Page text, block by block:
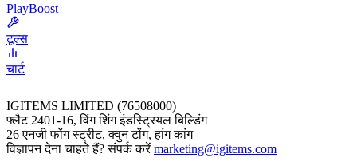
PlayBoost
टूल्स
चार्ट
IGITEMS LIMITED (76508000)
फ्लैट 2401-16, विंग शिंग इंडस्ट्रियल बिल्डिंग
26 एनजी फोंग स्ट्रीट, क्वुन टोंग, हांग कांग
विज्ञापन देना चाहते हैं? संपर्क करेंmarketing@igitems.com